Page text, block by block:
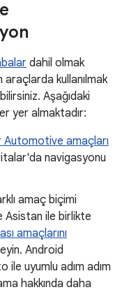
dahil olmak
araçlarda kullanılmak
Aşağıdaki
yer almaktadır:
amaçları
navigasyonu
amaç biçimi
Asistan ile birlikte
amaçlarını
Android
uyumlu adım adım
hakkında daha